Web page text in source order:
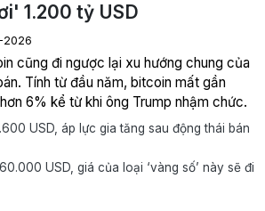
1.200 tỷ USD
2026
cũng đi ngược lại xu hướng chung của
Tính từ đầu năm, bitcoin mất gần
6% kể từ khi ông Trump nhậm chức.
USD, áp lực gia tăng sau động thái bán
USD, giá của loại ‘vàng số’ này sẽ đi